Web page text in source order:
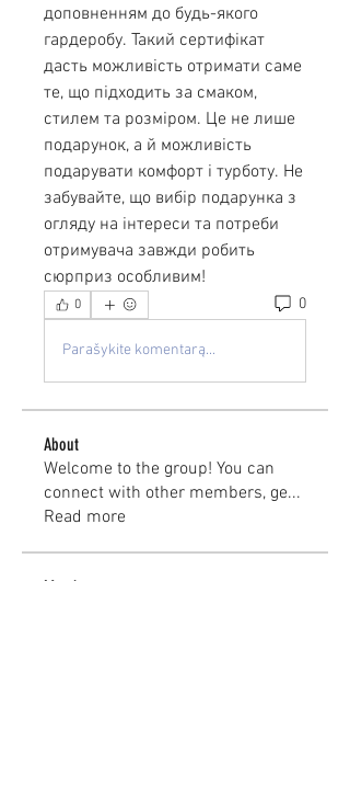
доповненням до будь-якого
гардеробу. Такий сертифікат
дасть можливість отримати саме
те, що підходить за смаком,
стилем та розміром. Це не лише
подарунок, а й можливість
подарувати комфорт і турботу. Не
забувайте, що вибір подарунка з
огляду на інтереси та потреби
отримувача завжди робить
сюрприз особливим!
0 0
Parašykite komentarą...
About
Welcome to the group! You can
connect with other members, ge...
Read more
Members